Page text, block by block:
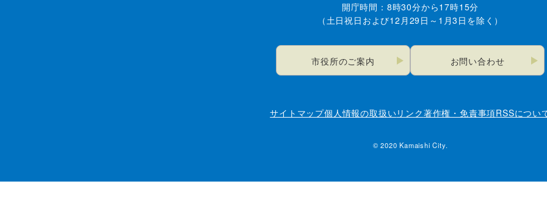
開庁時間：8時30分から17時15分
（土日祝日および12月29日～1月3日を除く）
市役所のご案内 お問い合わせ
サイトマップ個人情報の取扱いリンク著作権・免責事項RSSについ
© 2020 Kamaishi City.